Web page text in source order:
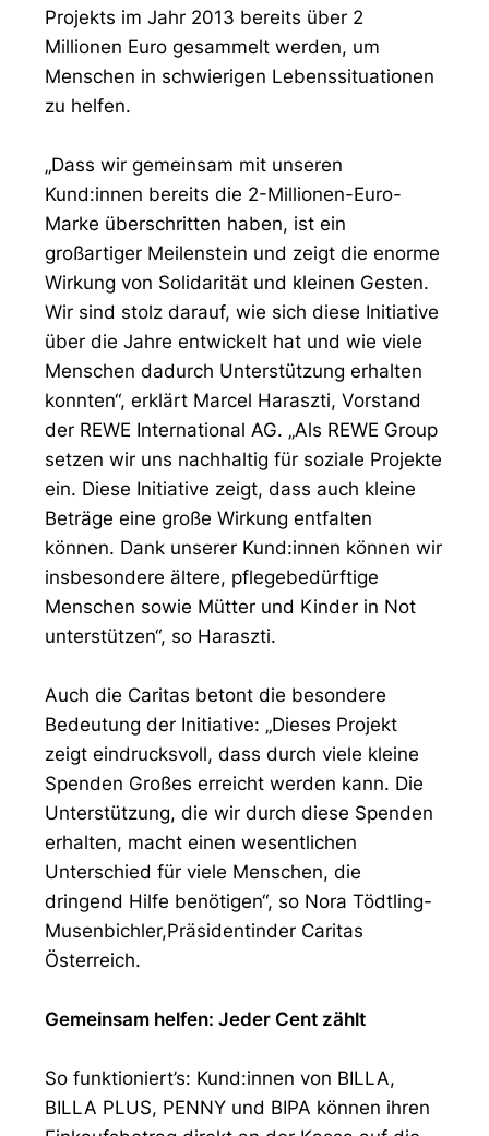
Projekts im Jahr 2013 bereits über 2
Millionen Euro gesammelt werden, um
Menschen in schwierigen Lebenssituationen
zu helfen.
„Dass wir gemeinsam mit unseren
Kund:innen bereits die 2-Millionen-Euro-
Marke überschritten haben, ist ein
großartiger Meilenstein und zeigt die enorme
Wirkung von Solidarität und kleinen Gesten.
Wir sind stolz darauf, wie sich diese Initiative
über die Jahre entwickelt hat und wie viele
Menschen dadurch Unterstützung erhalten
konnten“, erklärt Marcel Haraszti, Vorstand
der REWE International AG. „Als REWE Group
setzen wir uns nachhaltig für soziale Projekte
ein. Diese Initiative zeigt, dass auch kleine
Beträge eine große Wirkung entfalten
können. Dank unserer Kund:innen können wir
insbesondere ältere, pflegebedürftige
Menschen sowie Mütter und Kinder in Not
unterstützen“, so Haraszti.
Auch die Caritas betont die besondere
Bedeutung der Initiative: „Dieses Projekt
zeigt eindrucksvoll, dass durch viele kleine
Spenden Großes erreicht werden kann. Die
Unterstützung, die wir durch diese Spenden
erhalten, macht einen wesentlichen
Unterschied für viele Menschen, die
dringend Hilfe benötigen“, so Nora Tödtling-
Musenbichler,Präsidentinder Caritas
Österreich.
Gemeinsam helfen: Jeder Cent zählt
So funktioniert’s: Kund:innen von BILLA,
BILLA PLUS, PENNY und BIPA können ihren